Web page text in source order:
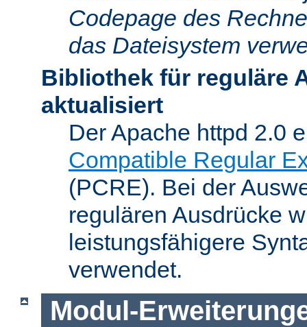
Codepage des
das Dateisystem
Bibliothek für reguläre
aktualisiert
Der Apache httpd 2.0
Compatible Regular
(PCRE). Bei der
regulären Ausdrücke
leistungsfähigere
verwendet.
Modul-